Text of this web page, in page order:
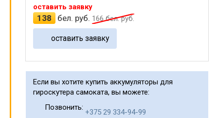
оставить заявку
138 бел. руб. 166бел. руб.
оставить заявку
Если вы хотите купить аккумуляторы для
гироскутера самоката, вы можете:
Позвонить:
+375 29 334-94-99